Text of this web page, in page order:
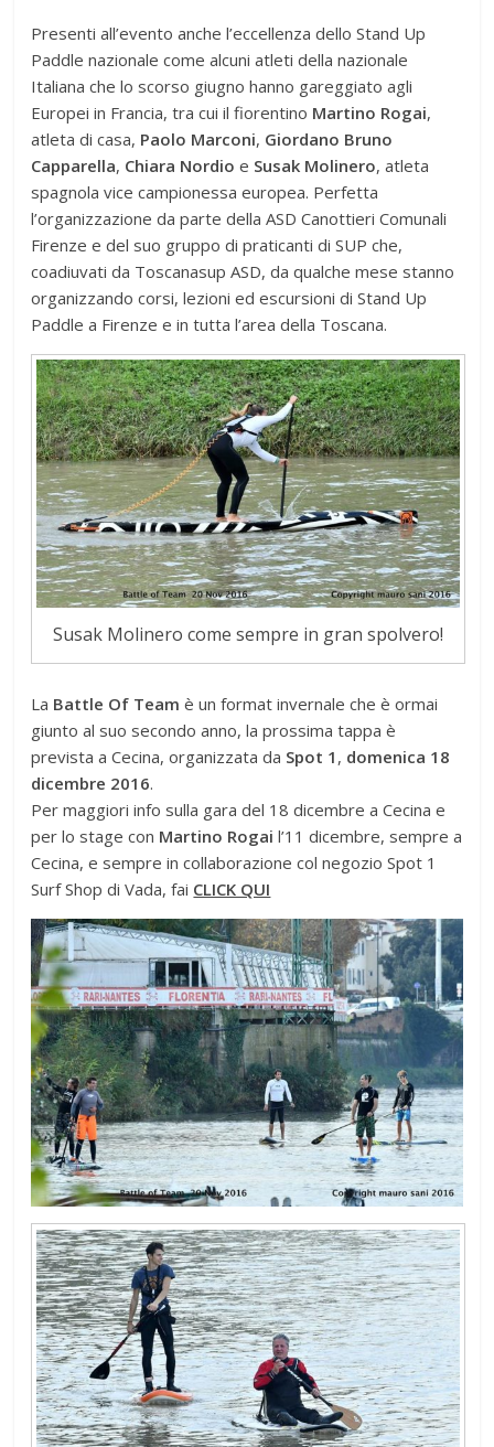
Presenti all’evento anche l’eccellenza dello Stand Up
Paddle nazionale come alcuni atleti della nazionale
Italiana che lo scorso giugno hanno gareggiato agli
Europei in Francia, tra cui il fiorentino Martino Rogai,
atleta di casa, Paolo Marconi, Giordano Bruno
Capparella, Chiara Nordio e Susak Molinero, atleta
spagnola vice campionessa europea. Perfetta
l’organizzazione da parte della ASD Canottieri Comunali
Firenze e del suo gruppo di praticanti di SUP che,
coadiuvati da Toscanasup ASD, da qualche mese stanno
organizzando corsi, lezioni ed escursioni di Stand Up
Paddle a Firenze e in tutta l’area della Toscana.
Susak Molinero come sempre in gran spolvero!
La Battle Of Team è un format invernale che è ormai
giunto al suo secondo anno, la prossima tappa è
prevista a Cecina, organizzata da Spot 1 , domenica 18
dicembre 2016.
Per maggiori info sulla gara del 18 dicembre a Cecina e
per lo stage con Martino Rogai l’11 dicembre, sempre a
Cecina, e sempre in collaborazione col negozio Spot 1
Surf Shop di Vada, fai CLICK QUI